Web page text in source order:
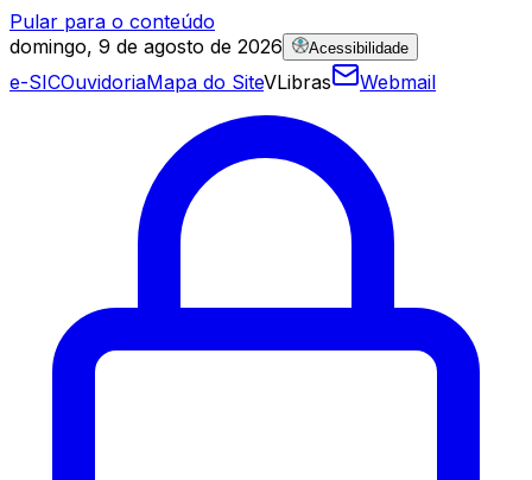
Pular para o conteúdo
domingo, 9 de agosto de 2026
Acessibilidade
e-SICOuvidoriaMapa do SiteVLibras Webmail